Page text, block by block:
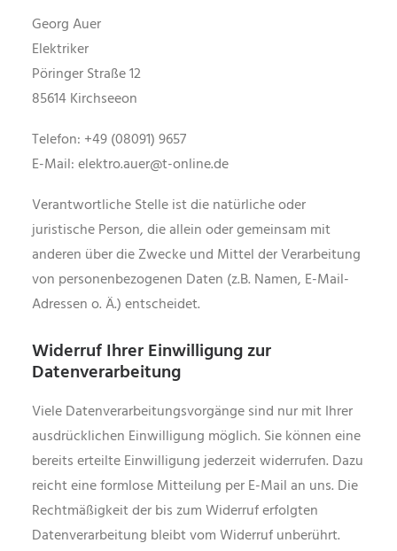
Georg Auer
Elektriker
Pöringer Straße 12
85614 Kirchseeon
Telefon: +49 (08091) 9657
E-Mail: elektro.auer@t-online.de
Verantwortliche Stelle ist die natürliche oder
juristische Person, die allein oder gemeinsam mit
anderen über die Zwecke und Mittel der Verarbeitung
von personenbezogenen Daten (z.B. Namen, E-Mail-
Adressen o. Ä.) entscheidet.
Widerruf Ihrer Einwilligung zur
Datenverarbeitung
Viele Datenverarbeitungsvorgänge sind nur mit Ihrer
ausdrücklichen Einwilligung möglich. Sie können eine
bereits erteilte Einwilligung jederzeit widerrufen. Dazu
reicht eine formlose Mitteilung per E-Mail an uns. Die
Rechtmäßigkeit der bis zum Widerruf erfolgten
Datenverarbeitung bleibt vom Widerruf unberührt.